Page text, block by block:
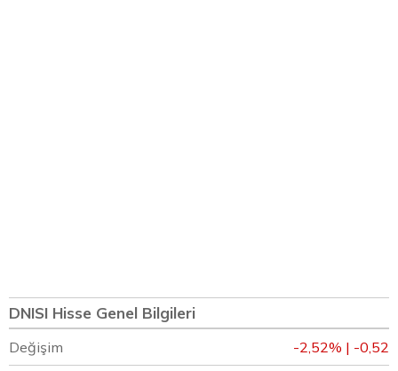
DNISI Hisse Genel Bilgileri
Değişim -2,52% | -0,52